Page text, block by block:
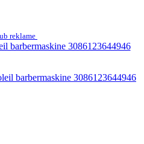
reklame
barbermaskine 3086123644946